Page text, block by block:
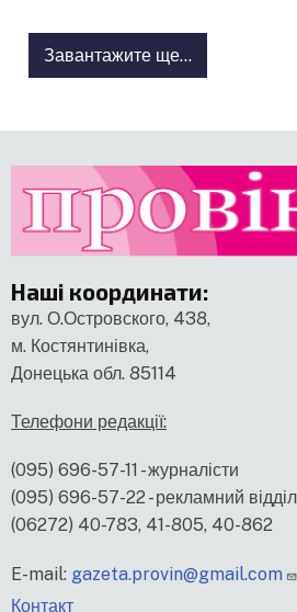
Завантажите ще...
Наші координати:
вул. О.Островского, 438,
м. Костянтинівка,
Донецька обл. 85114
Телефони редакції:
(095) 696-57-11 - журналісти
(095) 696-57-22 - рекламний відділ
(06272) 40-783, 41-805, 40-862
E-mail: gazeta.provin@gmail.com
Контакт